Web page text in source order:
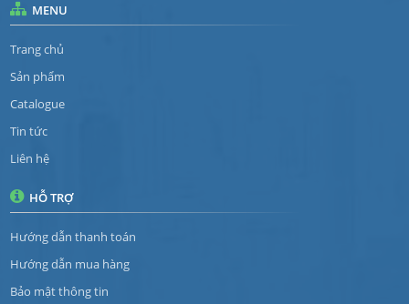
MENU
Trang chủ
Sản phẩm
Catalogue
Tin tức
Liên hệ
HỖ TRỢ
Hướng dẫn thanh toán
Hướng dẫn mua hàng
Bảo mật thông tin